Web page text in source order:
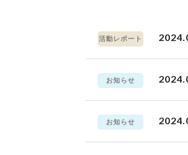
活動レポート
お知らせ
お知らせ